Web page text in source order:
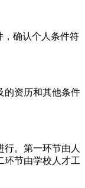
，确认个人条件符
的资历和其他条件
。第一环节由人
环节由学校人才工